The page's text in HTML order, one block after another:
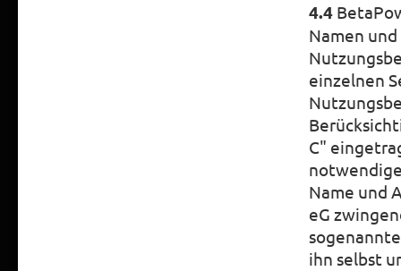
4.4
Namen
einzelnen
C"
Name und
eG
ihn selbst